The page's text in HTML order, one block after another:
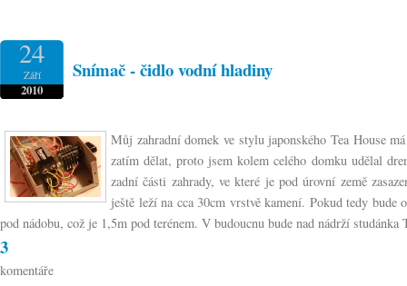
24
Září
2010
Snímač - čidlo vodní hladiny
Můj zahradní domek ve stylu japonského Tea House
zatím dělat, proto jsem kolem celého domku udělal
zadní části zahrady, ve které je pod úrovní země
ještě leží na cca 30cm vrstvě kamení. Pokud tedy bude
pod nádobu, což je 1,5m pod terénem. V budoucnu bude nad nádrží studánka
3
komentáře